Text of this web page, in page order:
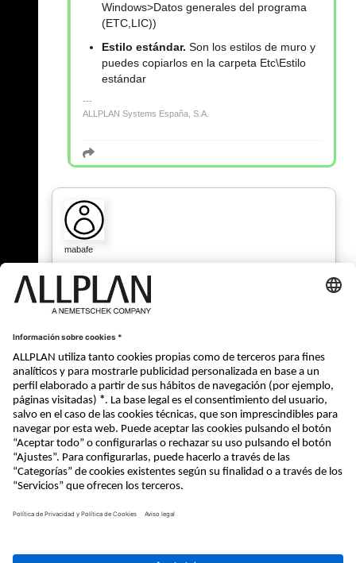
Windows>Datos generales del programa
(ETC,LIC))
Estilo estándar. Son los estilos de muro y
puedes copiarlos en la carpeta Etc\Estilo
estándar
ALLPLAN Systems España, S.A.
mabafe
09.12.2020 - 20:49
« Atrás